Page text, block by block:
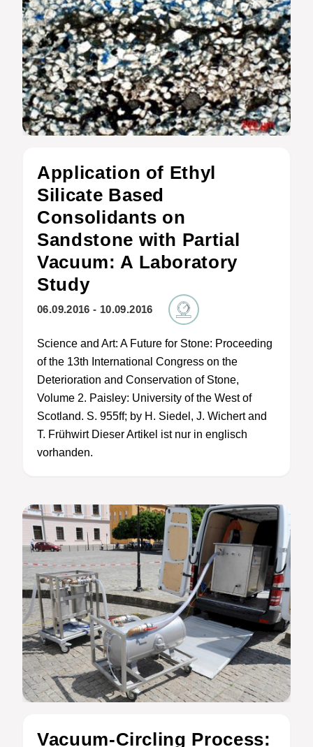
Application of Ethyl
Silicate Based
Consolidants on
Sandstone with Partial
Vacuum: A Laboratory
Study
06.09.2016 - 10.09.2016
Science and Art: A Future for Stone: Proceeding
of the 13th International Congress on the
Deterioration and Conservation of Stone,
Volume 2. Paisley: University of the West of
Scotland. S. 955ff; by H. Siedel, J. Wichert and
T. Frühwirt Dieser Artikel ist nur in englisch
vorhanden.
Vacuum-Circling Process: